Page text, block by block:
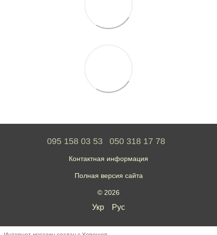
095 158 03 53 050 318 17 78
Контактная информация
Полная версия сайта
© 2026
Укр Рус